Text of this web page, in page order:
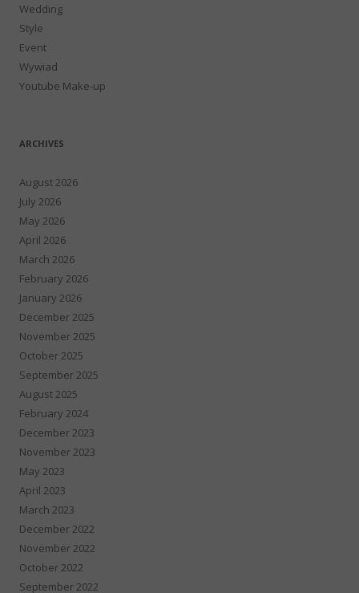
Wedding
Style
Event
Wywiad
Youtube Make-up
ARCHIVES
August 2026
July 2026
May 2026
April 2026
March 2026
February 2026
January 2026
December 2025
November 2025
October 2025
September 2025
August 2025
February 2024
December 2023
November 2023
May 2023
April 2023
March 2023
December 2022
November 2022
October 2022
September 2022